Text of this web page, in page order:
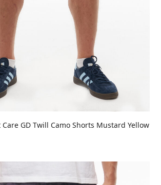
GD Twill Camo Shorts Mustard Yellow